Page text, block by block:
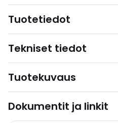
Tuotetiedot
Tekniset tiedot
Tuotekuvaus
Dokumentit ja linkit